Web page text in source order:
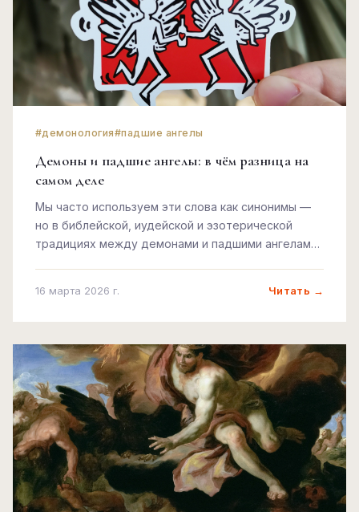
#демонология#падшие ангелы
Демоны и падшие ангелы: в чём разница на
самом деле
Мы часто используем эти слова как синонимы —
но в библейской, иудейской и эзотерической
традициях между демонами и падшими ангелами
16 марта 2026 г. Читать →